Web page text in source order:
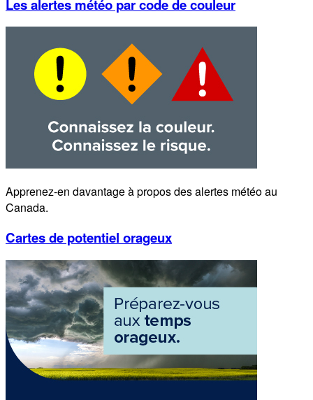
Les alertes météo par code de couleur
Apprenez-en davantage à propos des alertes météo au
Canada.
Cartes de potentiel orageux